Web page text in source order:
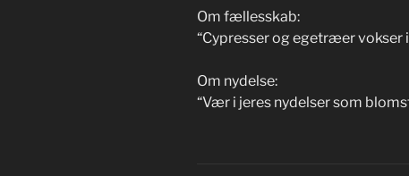
Om fællesskab:
“Cypresser og egetræer vokser
Om nydelse:
“Vær i jeres nydelser som